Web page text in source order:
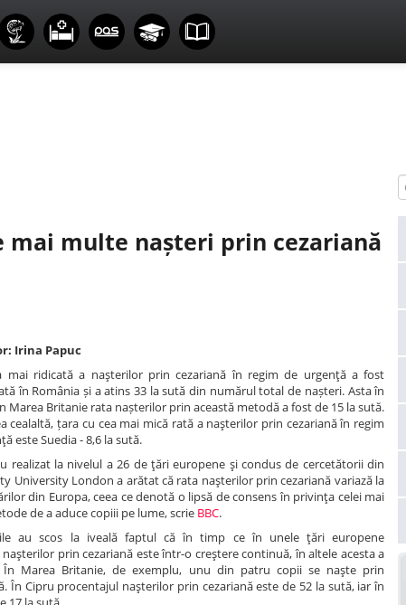
mai multe nașteri prin cezariană
Irina Papuc
mai ridicată a naşterilor prin cezariană în regim de urgenţă a fost
în România și a atins 33 la sută din numărul total de nașteri. Asta în
Marea Britanie rata nașterilor prin această metodă a fost de 15 la sută.
cealaltă, țara cu cea mai mică rată a naşterilor prin cezariană în regim
este Suedia - 8,6 la sută.
realizat la nivelul a 26 de ţări europene şi condus de cercetătorii din
University London a arătat că rata naşterilor prin cezariană variază la
din Europa, ceea ce denotă o lipsă de consens în privinţa celei mai
de a aduce copiii pe lume, scrie BBC.
au scos la iveală faptul că în timp ce în unele ţări europene
prin cezariană este într-o creştere continuă, în altele acesta a
În Marea Britanie, de exemplu, unu din patru copii se naşte prin
În Cipru procentajul naşterilor prin cezariană este de 52 la sută, iar în